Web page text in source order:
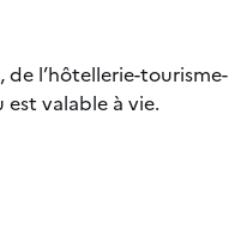
l’hôtellerie-tourisme-
valable à vie.